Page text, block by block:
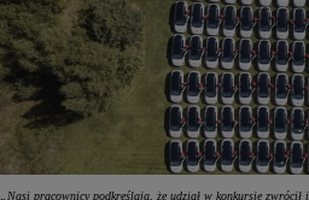
„Nasi pracownicy podkreślają, że udział w konkursie